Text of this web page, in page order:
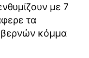
με 7
τα
κόμμα